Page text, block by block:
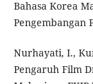
Bahasa Korea
Pengembangan
Nurhayati, I.,
Pengaruh Film